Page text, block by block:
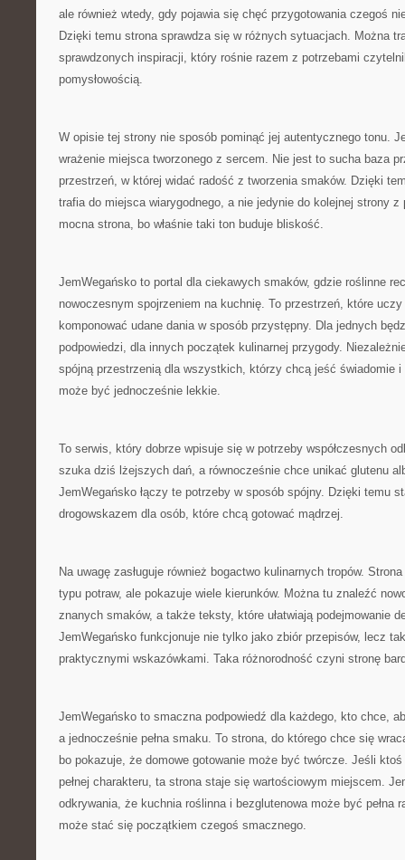
ale również wtedy, gdy pojawia się chęć przygotowania czegoś
Dzięki temu strona sprawdza się w różnych sytuacjach. Można
sprawdzonych inspiracji, który rośnie razem z potrzebami
pomysłowością.
W opisie tej strony nie sposób pominąć jej autentycznego tonu.
wrażenie miejsca tworzonego z sercem. Nie jest to sucha baza
przestrzeń, w której widać radość z tworzenia smaków. Dzięki
trafia do miejsca wiarygodnego, a nie jedynie do kolejnej strony z
mocna strona, bo właśnie taki ton buduje bliskość.
JemWegańsko to portal dla ciekawych smaków, gdzie roślinne
nowoczesnym spojrzeniem na kuchnię. To przestrzeń, które
komponować udane dania w sposób przystępny. Dla jednych
podpowiedzi, dla innych początek kulinarnej przygody.
spójną przestrzenią dla wszystkich, którzy chcą jeść świadomie
może być jednocześnie lekkie.
To serwis, który dobrze wpisuje się w potrzeby współczesnych
szuka dziś lżejszych dań, a równocześnie chce unikać glutenu
JemWegańsko łączy te potrzeby w sposób spójny. Dzięki temu
drogowskazem dla osób, które chcą gotować mądrzej.
Na uwagę zasługuje również bogactwo kulinarnych tropów.
typu potraw, ale pokazuje wiele kierunków. Można tu znaleźć
znanych smaków, a także teksty, które ułatwiają podejmowanie
JemWegańsko funkcjonuje nie tylko jako zbiór przepisów, lecz
praktycznymi wskazówkami. Taka różnorodność czyni stronę
JemWegańsko to smaczna podpowiedź dla każdego, kto chce,
a jednocześnie pełna smaku. To strona, do którego chce się
bo pokazuje, że domowe gotowanie może być twórcze. Jeśli
pełnej charakteru, ta strona staje się wartościowym miejscem.
odkrywania, że kuchnia roślinna i bezglutenowa może być pełna
może stać się początkiem czegoś smacznego.